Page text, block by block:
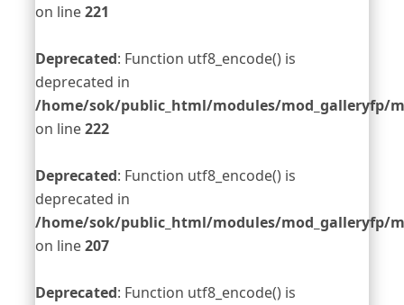
on line221
Deprecated: Function utf8_encode() is
deprecated in
/home/sok/public_html/modules/mod_galleryfp/
on line222
Deprecated: Function utf8_encode() is
deprecated in
/home/sok/public_html/modules/mod_galleryfp/
on line207
Deprecated: Function utf8_encode() is